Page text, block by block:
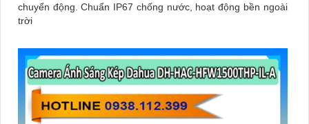
chuyển động. Chuẩn IP67 chống nước, hoạt động bền ngoài
trời